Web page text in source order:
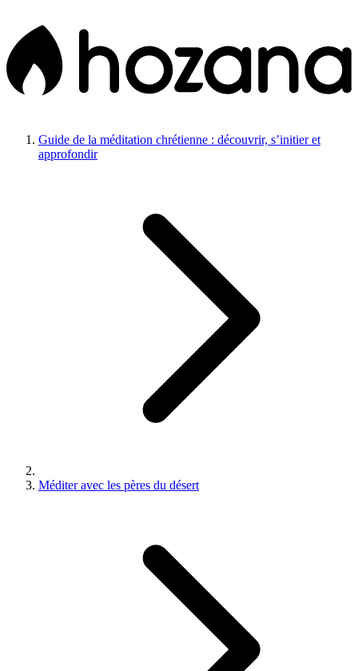
Guide de la méditation chrétienne : découvrir, s’initier et
approfondir
Méditer avec les pères du désert